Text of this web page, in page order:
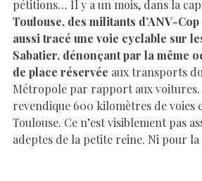
pétitions… Il y a un mois, dans la
Toulouse, des militants d’ANV-Cop
aussi tracé une voie cyclable sur
Sabatier, dénonçant par la même
de place réservée aux transports
Métropole par rapport aux
revendique 600 kilomètres de voies
Toulouse. Ce n’est visiblement pas
adeptes de la petite reine. Ni pour la